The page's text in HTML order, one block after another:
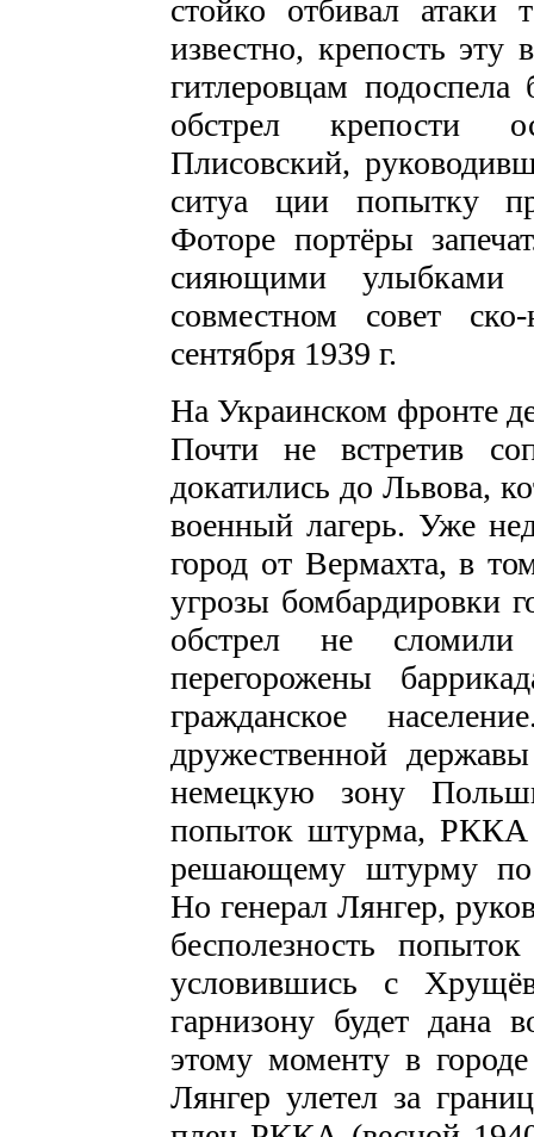
стойко отбивал атаки
известно, крепость
гитлеровцам
обстрел крепости
Плисовский,
ситуа­ ции попытку
Фоторе­ портёры
сияющими улыбками
совместном совет­
сентября 1939 г.
На Украинском фронте
Почти не встретив
докатились до Львова,
военный лагерь. Уже
город от Вермахта, в
угрозы бомбардировки
обстрел не
перегорожены
гражданское
дружественной
немецкую зону
попыток штурма, РККА
решающему штурму
Но генерал Лянгер,
бесполезность
условившись с
гарнизону будет
этому моменту в
Лянгер улетел за